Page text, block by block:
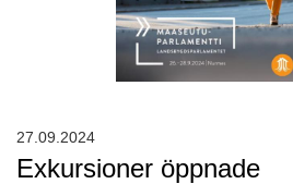
Exkursioner öppnade
27.09.2024